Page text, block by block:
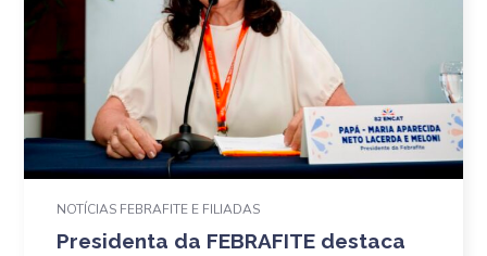
NOTÍCIAS FEBRAFITE E FILIADAS
Presidenta da FEBRAFITE destaca